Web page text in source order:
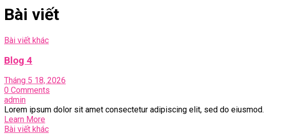
phẩm
Close
Menu
Bài viết
Bài viết khác
Blog 4
Tháng 5 18, 2026
0 Comments
admin
Lorem ipsum dolor sit amet consectetur adipiscing elit, sed do eiusmod.
Learn More
Bài viết khác